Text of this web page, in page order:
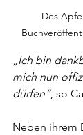
Des
„Ich bin
mich nun
dürfen“, so
Neben ihrem